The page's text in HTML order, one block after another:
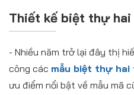
Thiết kế biệt thự hai
- Nhiều năm trở lại đây thị
công các mẫu biệt thự hai
ưu điểm nổi bật về mẫu mã